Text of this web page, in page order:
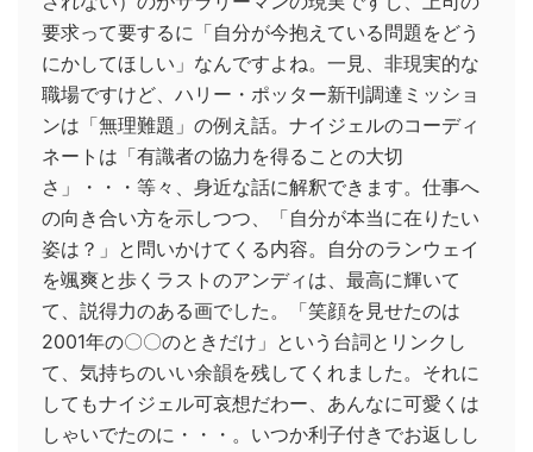
要求って要するに「自分が今抱えている問題をどう
にかしてほしい」なんですよね。一見、非現実的な
職場ですけど、ハリー・ポッター新刊調達ミッショ
ンは「無理難題」の例え話。ナイジェルのコーディ
ネートは「有識者の協力を得ることの大切
さ」・・・等々、身近な話に解釈できます。仕事へ
の向き合い方を示しつつ、「自分が本当に在りたい
姿は？」と問いかけてくる内容。自分のランウェイ
を颯爽と歩くラストのアンディは、最高に輝いて
て、説得力のある画でした。「笑顔を見せたのは
2001年の〇〇のときだけ」という台詞とリンクし
て、気持ちのいい余韻を残してくれました。それに
してもナイジェル可哀想だわー、あんなに可愛くは
しゃいでたのに・・・。いつか利子付きでお返しし